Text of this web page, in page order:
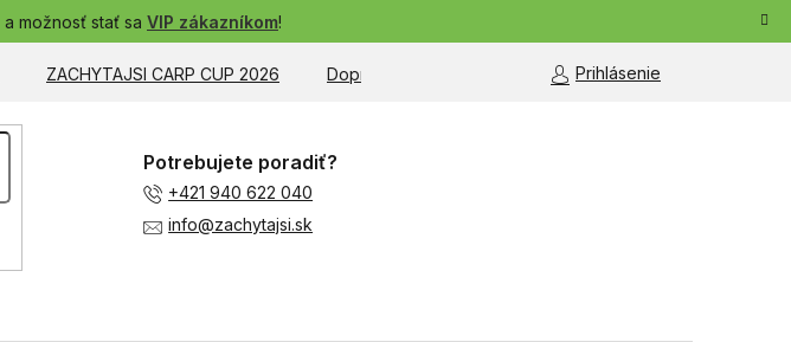
a možnosť stať sa VIP zákazníkom!
ZACHYTAJSI CARP CUP 2026 Doprava a platba Moja objednávka
Prihlásenie
Potrebujete poradiť?
+421 940 622 040
info@zachytajsi.sk